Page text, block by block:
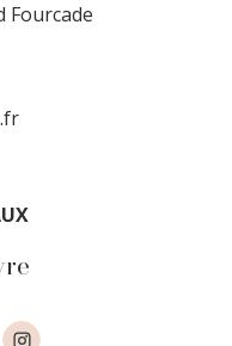
Fourcade